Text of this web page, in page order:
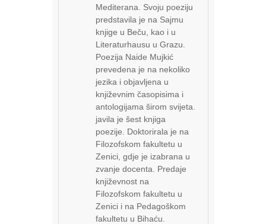
Mediterana. Svoju poeziju
predstavila je na Sajmu
knjige u Beču, kao i u
Literaturhausu u Grazu.
Poezija Naide Mujkić
prevedena je na nekoliko
jezika i objavljena u
književnim časopisima i
antologijama širom svijeta.
javila je šest knjiga
poezije. Doktorirala je na
Filozofskom fakultetu u
Zenici, gdje je izabrana u
zvanje docenta. Predaje
književnost na
Filozofskom fakultetu u
Zenici i na Pedagoškom
fakultetu u Bihaću.